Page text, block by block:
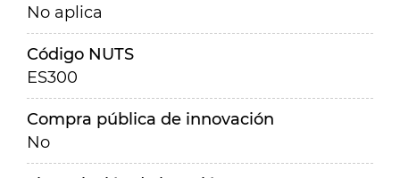
No aplica
Código NUTS
ES300
Compra pública de innovación
No